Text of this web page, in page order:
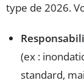
type de 2026.
(ex :
standard,